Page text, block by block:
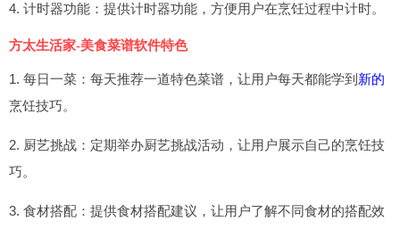
4. 计时器功能：提供计时器功能，方便用户在烹饪过程中计时。
方太生活家-美食菜谱软件特色
1. 每日一菜：每天推荐一道特色菜谱，让用户每天都能学到 新的
烹饪技巧。
2. 厨艺挑战：定期举办厨艺挑战活动，让用户展示自己的烹饪技
巧。
3. 食材搭配：提供食材搭配建议，让用户了解不同食材的搭配效